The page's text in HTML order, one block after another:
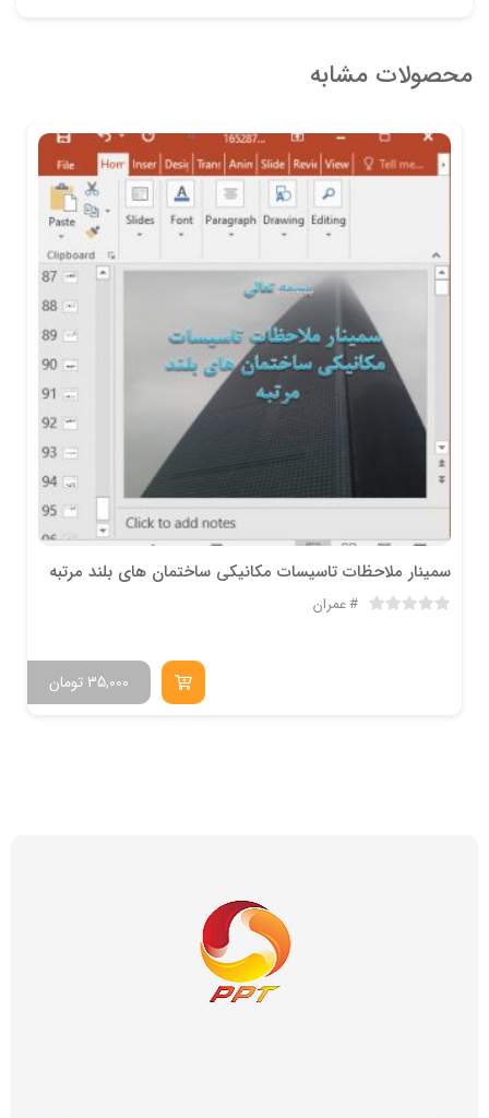
محصولات مشابه
سمینار ملاحظات تاسیسات مکانیکی ساختمان های بلند مرتبه
عمران
تومان35,000